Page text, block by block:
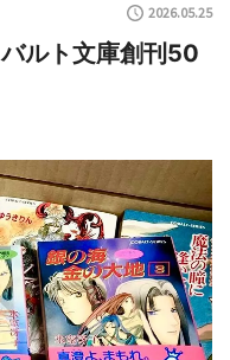
2026.05.25
ルト文庫創刊50